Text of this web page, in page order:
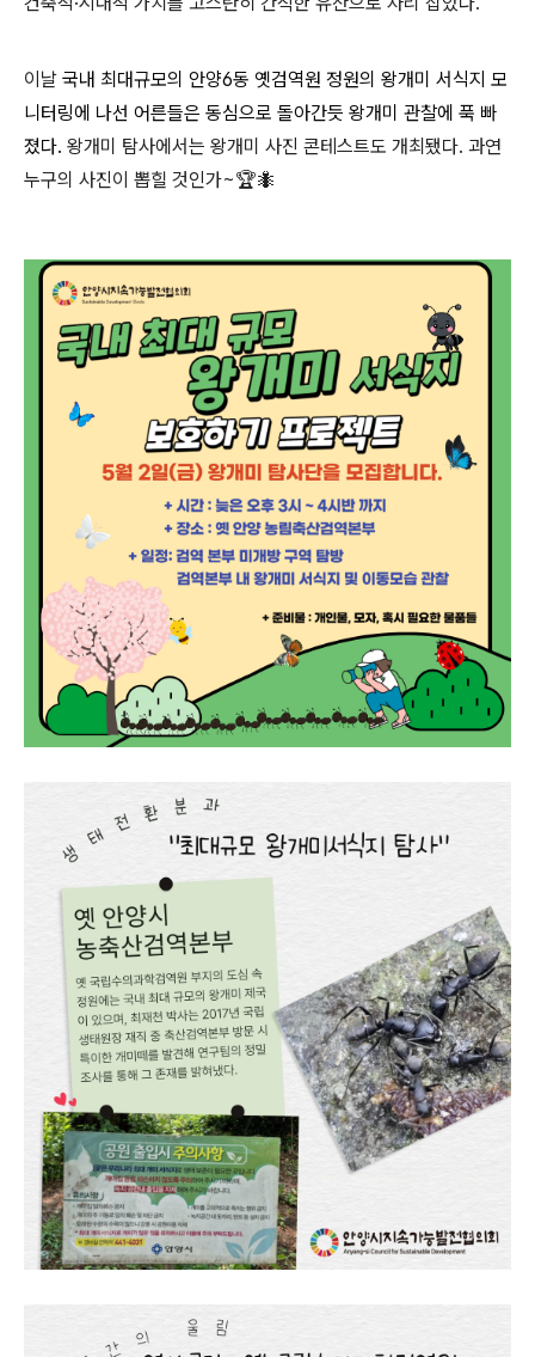
이날 국내 최대규모의 안양6동 옛검역원 정원의 왕개미 서식지 모
니터링에 나선 어른들은 동심으로 돌아간듯 왕개미 관찰에 푹 빠
졌다. 왕개미 탐사에서는 왕개미 사진 콘테스트도 개최됐다. 과연
누구의 사진이 뽑힐 것인가~🏆🐜